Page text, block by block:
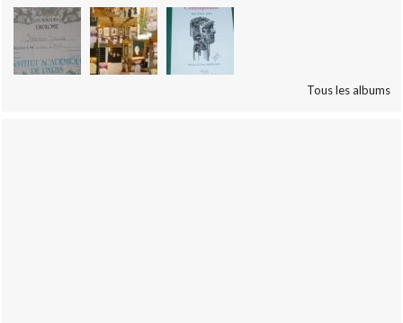
Tous les albums